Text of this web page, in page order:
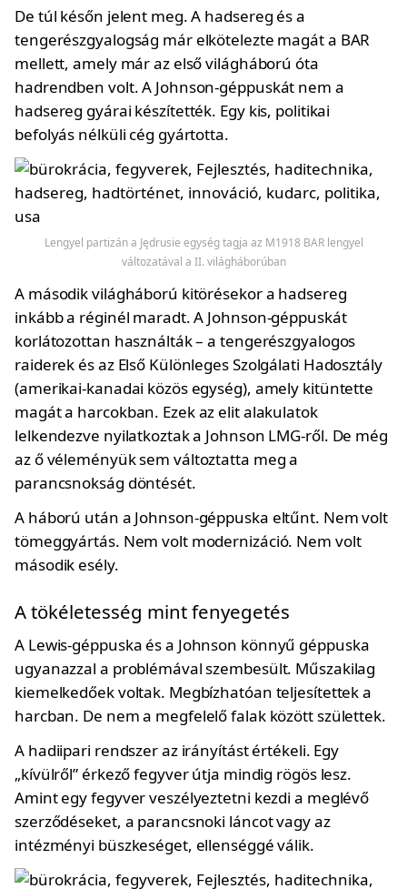
De túl későn jelent meg. A hadsereg és a
tengerészgyalogság már elkötelezte magát a BAR
mellett, amely már az első világháború óta
hadrendben volt. A Johnson-géppuskát nem a
hadsereg gyárai készítették. Egy kis, politikai
befolyás nélküli cég gyártotta.
Lengyel partizán a Jędrusie egység tagja az M1918 BAR lengyel
változatával a II. világháborúban
A második világháború kitörésekor a hadsereg
inkább a réginél maradt. A Johnson-géppuskát
korlátozottan használták – a tengerészgyalogos
raiderek és az Első Különleges Szolgálati Hadosztály
(amerikai-kanadai közös egység), amely kitüntette
magát a harcokban. Ezek az elit alakulatok
lelkendezve nyilatkoztak a Johnson LMG-ről. De még
az ő véleményük sem változtatta meg a
parancsnokság döntését.
A háború után a Johnson-géppuska eltűnt. Nem volt
tömeggyártás. Nem volt modernizáció. Nem volt
második esély.
A tökéletesség mint fenyegetés
A Lewis-géppuska és a Johnson könnyű géppuska
ugyanazzal a problémával szembesült. Műszakilag
kiemelkedőek voltak. Megbízhatóan teljesítettek a
harcban. De nem a megfelelő falak között születtek.
A hadiipari rendszer az irányítást értékeli. Egy
„kívülről” érkező fegyver útja mindig rögös lesz.
Amint egy fegyver veszélyeztetni kezdi a meglévő
szerződéseket, a parancsnoki láncot vagy az
intézményi büszkeséget, ellenséggé válik.